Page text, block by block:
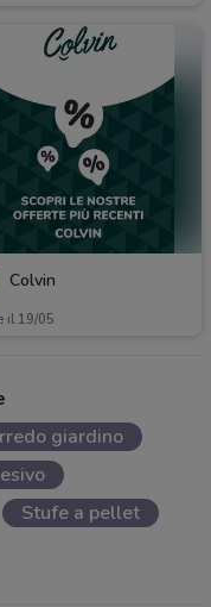
Colvin
il 19/05
giardino
Stufe a pellet